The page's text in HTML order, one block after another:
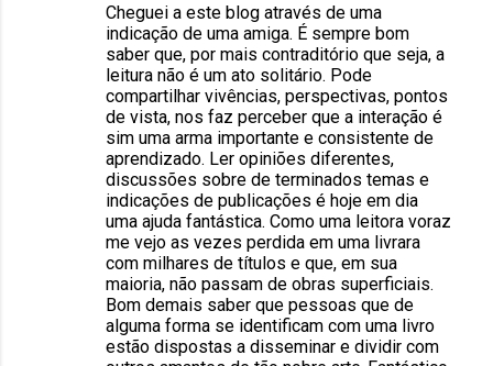
Cheguei a este blog através de uma
indicação de uma amiga. É sempre bom
saber que, por mais contraditório que seja, a
leitura não é um ato solitário. Pode
compartilhar vivências, perspectivas, pontos
de vista, nos faz perceber que a interação é
sim uma arma importante e consistente de
aprendizado. Ler opiniões diferentes,
discussões sobre de terminados temas e
indicações de publicações é hoje em dia
uma ajuda fantástica. Como uma leitora voraz
me vejo as vezes perdida em uma livrara
com milhares de títulos e que, em sua
maioria, não passam de obras superficiais.
Bom demais saber que pessoas que de
alguma forma se identificam com uma livro
estão dispostas a disseminar e dividir com